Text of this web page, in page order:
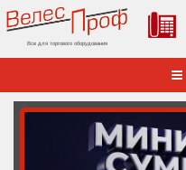
Все для торгового оборудования